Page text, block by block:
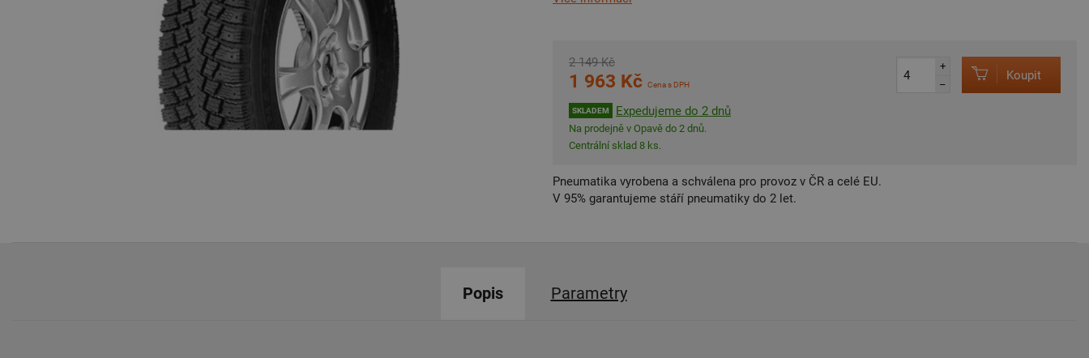
2 149 Kč
1 963 Kč Cena s DPH
SKLADEM Expedujeme do 2 dnů
Na prodejně v Opavě do 2 dnů.
Centrální sklad 8 ks.
+
–
Koupit
Pneumatika vyrobena a schválena pro provoz v ČR a celé EU.
V 95% garantujeme stáří pneumatiky do 2 let.
Popis Parametry